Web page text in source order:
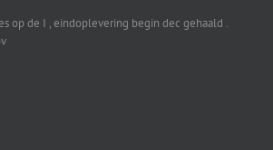
op de I , eindoplevering begin dec gehaald .